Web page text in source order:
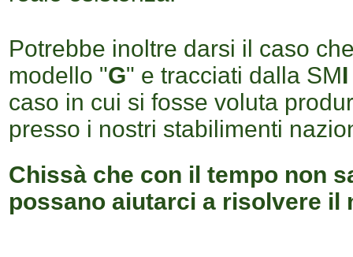
Potrebbe inoltre darsi il caso
modello "G" e tracciati dalla SMI
caso in cui si fosse voluta
presso i nostri stabilimenti
Chissà che con il tempo non
possano aiutarci a risolvere il